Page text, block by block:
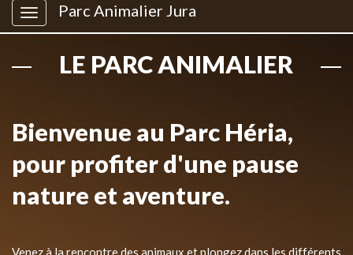
Parc Animalier Jura
LE PARC ANIMALIER
Bienvenue au Parc Héria,
pour profiter d'une pause
nature et aventure.
Venez à la rencontre des animaux et plongez dans les différents